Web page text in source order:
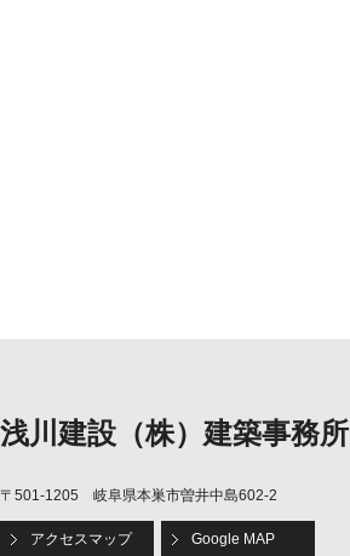
浅川建設（株）建築事務所
〒501-1205 岐阜県本巣市曽井中島602-2
アクセスマップ Google MAP